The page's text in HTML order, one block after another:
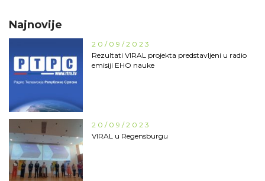
Najnovije
20/09/2023
Rezultati VIRAL projekta predstavljeni u radio
emisiji EHO nauke
20/09/2023
VIRAL u Regensburgu